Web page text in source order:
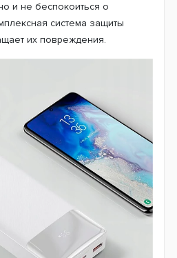
и не беспокоиться о
система защиты
их повреждения.